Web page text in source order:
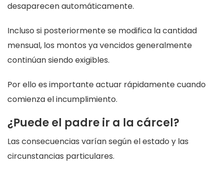
desaparecen automáticamente.
Incluso si posteriormente se modifica la cantidad
mensual, los montos ya vencidos generalmente
continúan siendo exigibles.
Por ello es importante actuar rápidamente cuando
comienza el incumplimiento.
¿Puede el padre ir a la cárcel?
Las consecuencias varían según el estado y las
circunstancias particulares.